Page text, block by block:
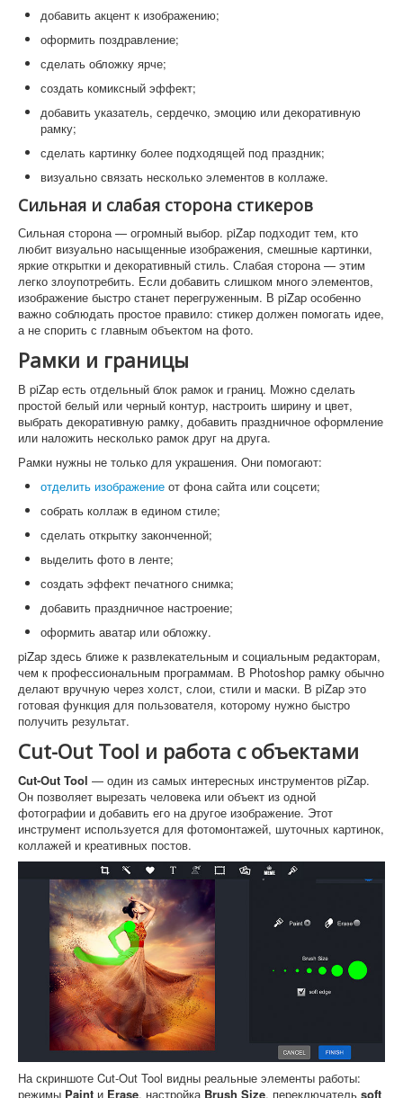
добавить акцент к изображению;
оформить поздравление;
сделать обложку ярче;
создать комиксный эффект;
добавить указатель, сердечко, эмоцию или декоративную
рамку;
сделать картинку более подходящей под праздник;
визуально связать несколько элементов в коллаже.
Сильная и слабая сторона стикеров
Сильная сторона — огромный выбор. piZap подходит тем, кто
любит визуально насыщенные изображения, смешные картинки,
яркие открытки и декоративный стиль. Слабая сторона — этим
легко злоупотребить. Если добавить слишком много элементов,
изображение быстро станет перегруженным. В piZap особенно
важно соблюдать простое правило: стикер должен помогать идее,
а не спорить с главным объектом на фото.
Рамки и границы
В piZap есть отдельный блок рамок и границ. Можно сделать
простой белый или черный контур, настроить ширину и цвет,
выбрать декоративную рамку, добавить праздничное оформление
или наложить несколько рамок друг на друга.
Рамки нужны не только для украшения. Они помогают:
отделить изображение от фона сайта или соцсети;
собрать коллаж в едином стиле;
сделать открытку законченной;
выделить фото в ленте;
создать эффект печатного снимка;
добавить праздничное настроение;
оформить аватар или обложку.
piZap здесь ближе к развлекательным и социальным редакторам,
чем к профессиональным программам. В Photoshop рамку обычно
делают вручную через холст, слои, стили и маски. В piZap это
готовая функция для пользователя, которому нужно быстро
получить результат.
Cut-Out Tool и работа с объектами
Cut-Out Tool — один из самых интересных инструментов piZap.
Он позволяет вырезать человека или объект из одной
фотографии и добавить его на другое изображение. Этот
инструмент используется для фотомонтажей, шуточных картинок,
коллажей и креативных постов.
На скриншоте Cut-Out Tool видны реальные элементы работы:
режимы Paint и Erase, настройка Brush Size, переключатель soft